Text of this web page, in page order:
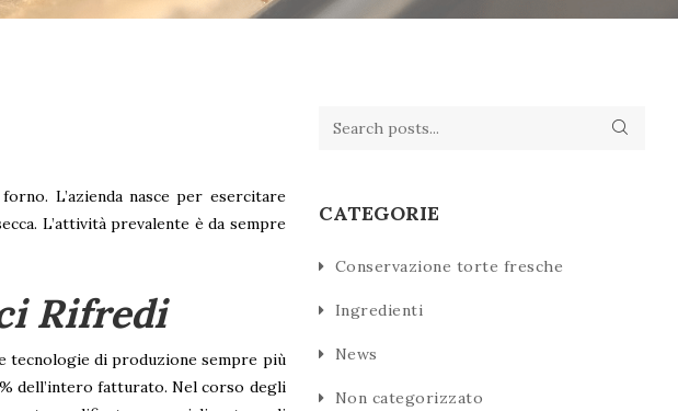
L’azienda nasce per esercitare
L’attività prevalente è da sempre
Rifredi
tecnologie di produzione sempre più
dell’intero fatturato. Nel corso degli
CATEGORIE
Conservazione torte fresche
Ingredienti
News
Non categorizzato